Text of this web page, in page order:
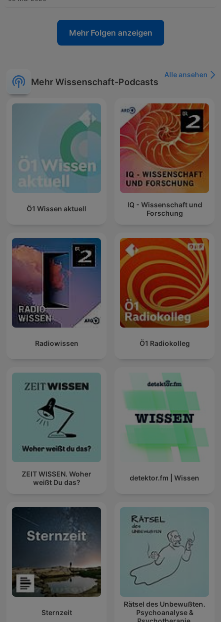
Mehr Folgen anzeigen
Mehr Wissenschaft-Podcasts
Alle ansehen
Ö1 Wissen aktuell
IQ - Wissenschaft und
Forschung
Radiowissen Ö1 Radiokolleg
ZEIT WISSEN. Woher
weißt Du das?
detektor.fm | Wissen
Sternzeit
Rätsel des Unbewußten.
Psychoanalyse &